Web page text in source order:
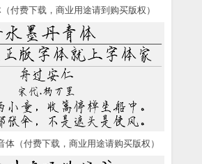
付费下载，商业用途请到购买版权）
体（付费下载，商业用途请购买版权）